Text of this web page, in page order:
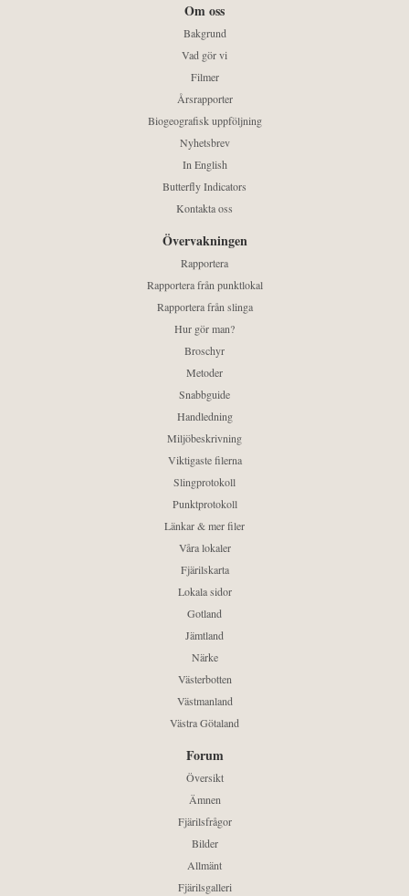
Om oss
Bakgrund
Vad gör vi
Filmer
Årsrapporter
Biogeografisk uppföljning
Nyhetsbrev
In English
Butterfly Indicators
Kontakta oss
Övervakningen
Rapportera
Rapportera från punktlokal
Rapportera från slinga
Hur gör man?
Broschyr
Metoder
Snabbguide
Handledning
Miljöbeskrivning
Viktigaste filerna
Slingprotokoll
Punktprotokoll
Länkar & mer filer
Våra lokaler
Fjärilskarta
Lokala sidor
Gotland
Jämtland
Närke
Västerbotten
Västmanland
Västra Götaland
Forum
Översikt
Ämnen
Fjärilsfrågor
Bilder
Allmänt
Fjärilsgalleri